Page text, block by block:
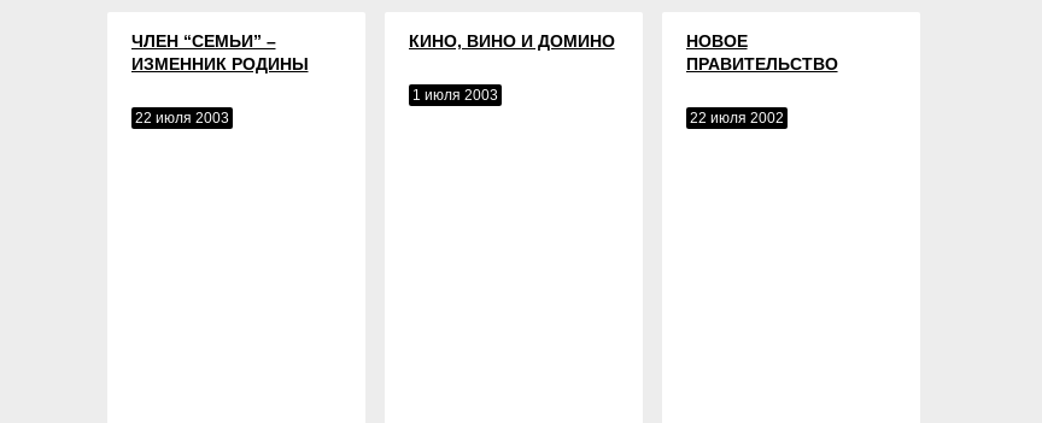
ЧЛЕН “СЕМЬИ” –
ИЗМЕННИК РОДИНЫ
22 июля 2003
КИНО, ВИНО И ДОМИНО
1 июля 2003
НОВОЕ
ПРАВИТЕЛЬСТВО
22 июля 2002